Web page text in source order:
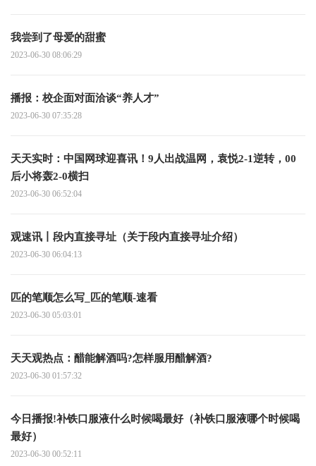
我尝到了母爱的甜蜜
2023-06-30 08:06:29
播报：校企面对面洽谈“养人才”
2023-06-30 07:35:28
天天实时：中国网球迎喜讯！9人出战温网，袁悦2-1逆转，00
后小将轰2-0横扫
2023-06-30 06:52:04
观速讯丨段内直接寻址（关于段内直接寻址介绍）
2023-06-30 06:04:13
匹的笔顺怎么写_匹的笔顺-速看
2023-06-30 05:03:01
天天观热点：醋能解酒吗?怎样服用醋解酒?
2023-06-30 01:57:32
今日播报!补铁口服液什么时候喝最好（补铁口服液哪个时候喝
最好）
2023-06-30 00:52:11